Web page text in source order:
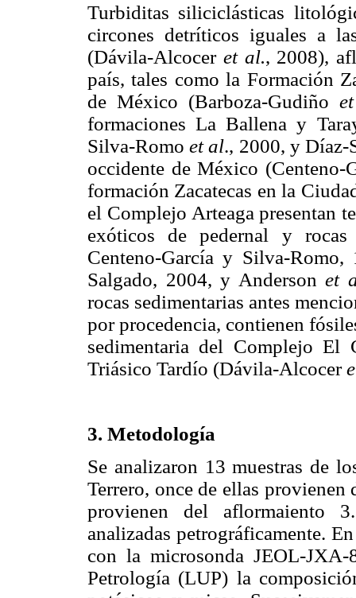
Turbiditas siliciclásticas
circones detríticos iguales a
(Dávila-Alcocer et al., 2008),
país, tales como la Formación
de México (Barboza-Gudiño
formaciones La Ballena y
Silva-Romoet al., 2000, y Díaz-
occidente de México (Centeno-
formación Zacatecas en la
el Complejo Arteaga presentan
exóticos de pedernal y
Centeno-García y Silva-
Salgado, 2004, y Andersonet
rocas sedimentarias antes
por procedencia, contienen
sedimentaria del Complejo El
Triásico Tardío (Dávila-Alcocer
3. Metodología
Se analizaron 13 muestras de
Terrero, once de ellas
provienen del aflormaiento
analizadas petrográficamente.
con la microsonda JEOL-
Petrología (LUP) la